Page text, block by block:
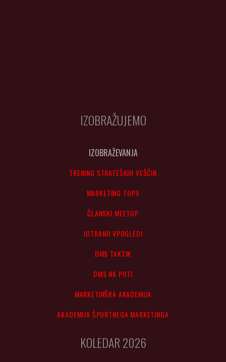
IZOBRAŽUJEMO
IZOBRAŽEVANJA
TRENING STRATEŠKIH VEŠČIN
MARKETING TOPX
ČLANSKI MEETUP
JUTRANJI VPOGLEDI
DMS TAKTIK
DMS NA POTI
MARKETINŠKA AKADEMIJA
AKADEMIJA ŠPORTNEGA MARKETINGA
KOLEDAR 2026